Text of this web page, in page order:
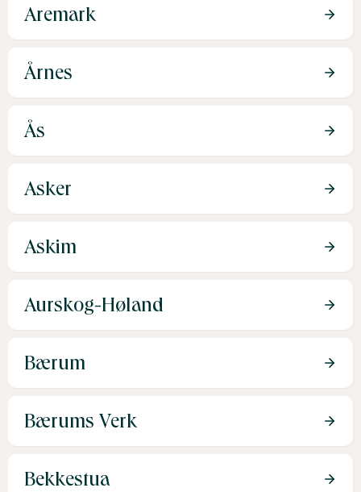
Aremark
Årnes
Ås
Asker
Askim
Aurskog-Høland
Bærum
Bærums Verk
Bekkestua